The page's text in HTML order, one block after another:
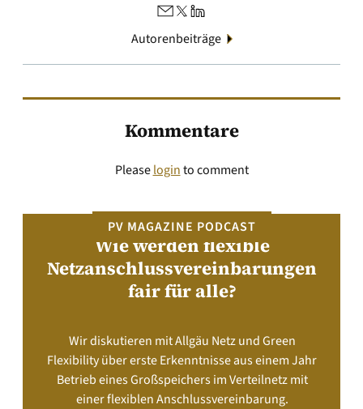
Autorenbeiträge
Kommentare
Pleaseloginto comment
PV MAGAZINE PODCAST
Wie werden flexible
Netzanschlussvereinbarungen
fair für alle?
Wir diskutieren mit Allgäu Netz und Green
Flexibility über erste Erkenntnisse aus einem Jahr
Betrieb eines Großspeichers im Verteilnetz mit
einer flexiblen Anschlussvereinbarung.